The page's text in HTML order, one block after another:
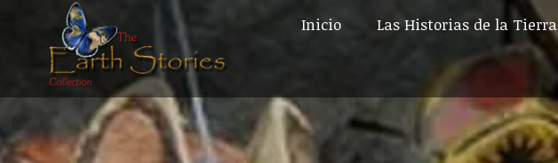
Inicio Las Historias de la Tierra
Inicio Las Historias de la Tierra